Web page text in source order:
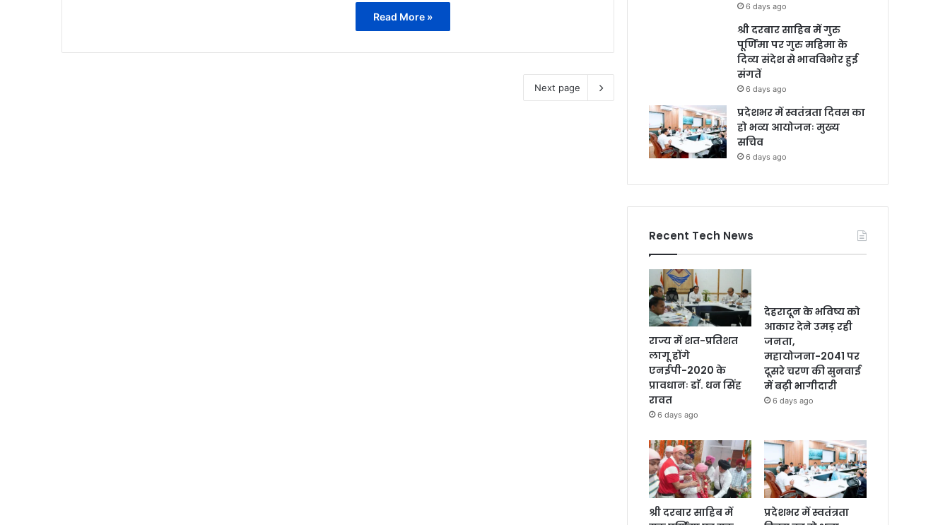
Read More »
Next page
6 days ago
श्री दरबार साहिब में गुरु
पूर्णिमा पर गुरु महिमा के
दिव्य संदेश से भावविभोर हुई
संगतें
6 days ago
प्रदेशभर में स्वतंत्रता दिवस का
हो भव्य आयोजनः मुख्य
सचिव
6 days ago
Recent Tech News
राज्य में शत-प्रतिशत
लागू होंगे
एनईपी-2020 के
प्रावधानः डाॅ. धन सिंह
रावत
6 days ago
देहरादून के भविष्य को
आकार देने उमड़ रही
जनता,
महायोजना-2041 पर
दूसरे चरण की सुनवाई
में बढ़ी भागीदारी
6 days ago
श्री दरबार साहिब में
प्रदेशभर में स्वतंत्रता